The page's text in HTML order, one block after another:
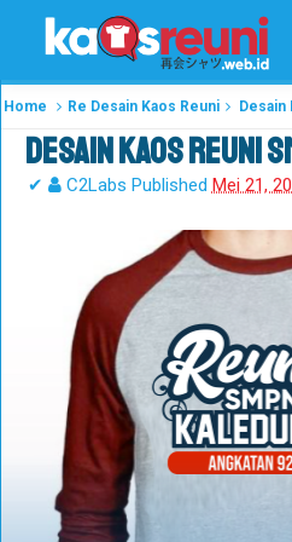
Home Re Desain Kaos Reuni Desain
Desain Kaos Reuni
✔ C2Labs Published Mei 21,